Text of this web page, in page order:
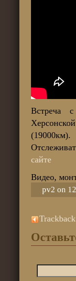
Встреча
(19000км).
сайте
Видео,
pv2 on